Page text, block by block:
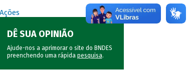
Ações
DÊ SUA OPINIÃO
Ajude-nos a aprimorar o site do BNDES
preenchendo uma rápida pesquisa.